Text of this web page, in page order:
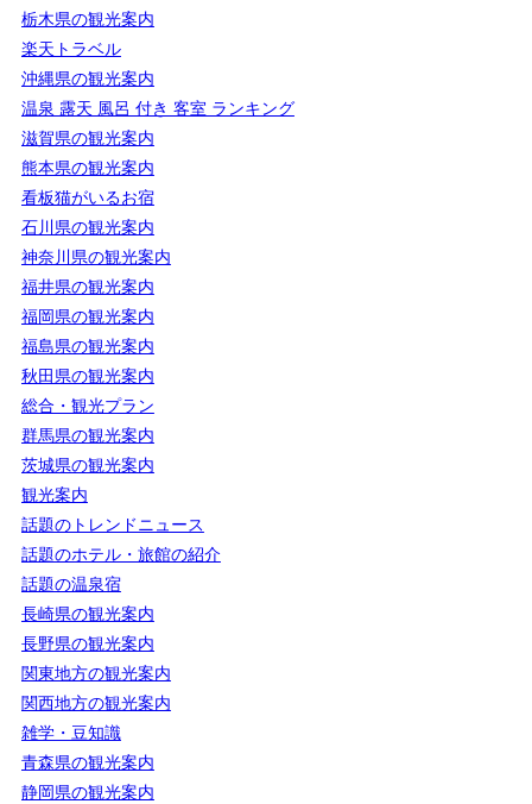
栃木県の観光案内
楽天トラベル
沖縄県の観光案内
温泉 露天 風呂 付き 客室 ランキング
滋賀県の観光案内
熊本県の観光案内
看板猫がいるお宿
石川県の観光案内
神奈川県の観光案内
福井県の観光案内
福岡県の観光案内
福島県の観光案内
秋田県の観光案内
総合・観光プラン
群馬県の観光案内
茨城県の観光案内
観光案内
話題のトレンドニュース
話題のホテル・旅館の紹介
話題の温泉宿
長崎県の観光案内
長野県の観光案内
関東地方の観光案内
関西地方の観光案内
雑学・豆知識
青森県の観光案内
静岡県の観光案内